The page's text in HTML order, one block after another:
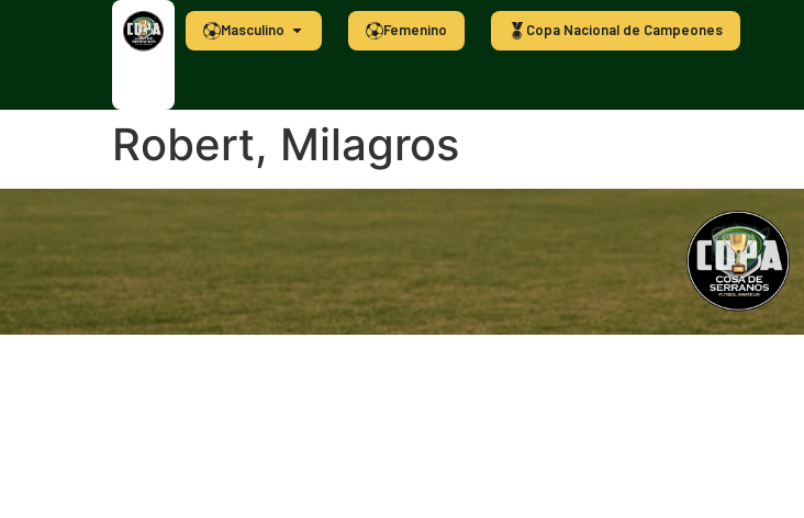
Masculino Femenino Copa Nacional de Campeones
Robert, Milagros